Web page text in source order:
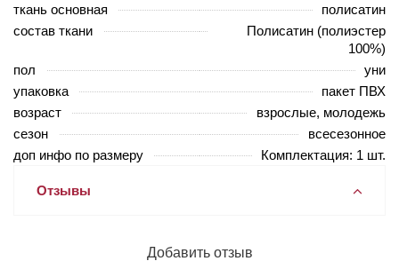
ткань основная
полисатин
состав ткани
Полисатин (полиэстер
100%)
пол
уни
упаковка
пакет ПВХ
возраст
взрослые, молодежь
сезон
всесезонное
доп инфо по размеру
Комплектация: 1 шт.
Отзывы
Добавить отзыв